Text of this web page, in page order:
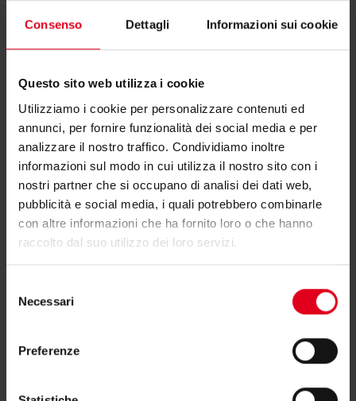
Consenso Dettagli Informazioni sui cookie
Questo sito web utilizza i cookie
Utilizziamo i cookie per personalizzare contenuti ed
annunci, per fornire funzionalità dei social media e per
analizzare il nostro traffico. Condividiamo inoltre
informazioni sul modo in cui utilizza il nostro sito con i
nostri partner che si occupano di analisi dei dati web,
pubblicità e social media, i quali potrebbero combinarle
con altre informazioni che ha fornito loro o che hanno
raccolto dal suo utilizzo dei loro servizi.
delNecessari
Preferenze
K6C-T24
Pannelli GK CLASSIC attivi per
controsoffitti radianti metallici,
struttura a vista T24